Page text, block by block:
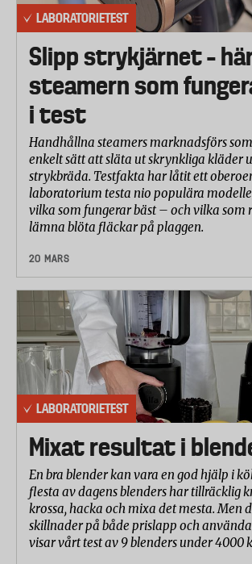
LABORATORIETEST
Slipp strykjärnet –
steamern som
i test
Handhållna steamers marknadsförs
enkelt sätt att släta ut skrynkliga kläder
strykbräda. Testfakta har låtit ett
laboratorium testa nio populära
vilka som fungerar bäst – och vilka som
lämna blöta fläckar på plaggen.
20 MARS
LABORATORIETEST
Mixat resultat i
En bra blender kan vara en god hjälp i
flesta av dagens blenders har tillräcklig
krossa, hacka och mixa det mesta. Men
skillnader på både prislapp och
visar vårt test av 9 blenders under 4000